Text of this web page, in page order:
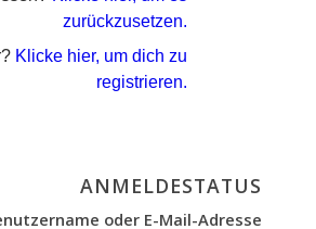
zurückzusetzen.
Klicke hier, um dich zu
registrieren.
ANMELDESTATUS
oder E-Mail-Adresse